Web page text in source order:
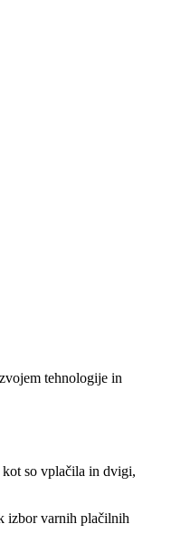
tehnologije in
kot so vplačila in dvigi,
izbor varnih plačilnih